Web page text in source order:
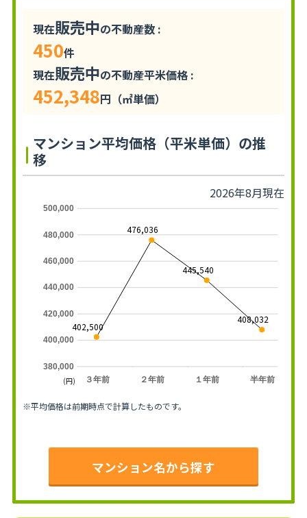
現在販売中の不動産数 :
450件
現在販売中の不動産平米価格 :
452,348円（㎡単価）
マンション平均価格（平米単価）の推
移
2026年8月現在
３年前 ２年前 １年前 半年前
380,000
400,000
420,000
440,000
460,000
480,000
500,000
402,500
476,036
445,540
408,032
(円)
※平均価格は前期時点で計算したものです。
マンション名から探す